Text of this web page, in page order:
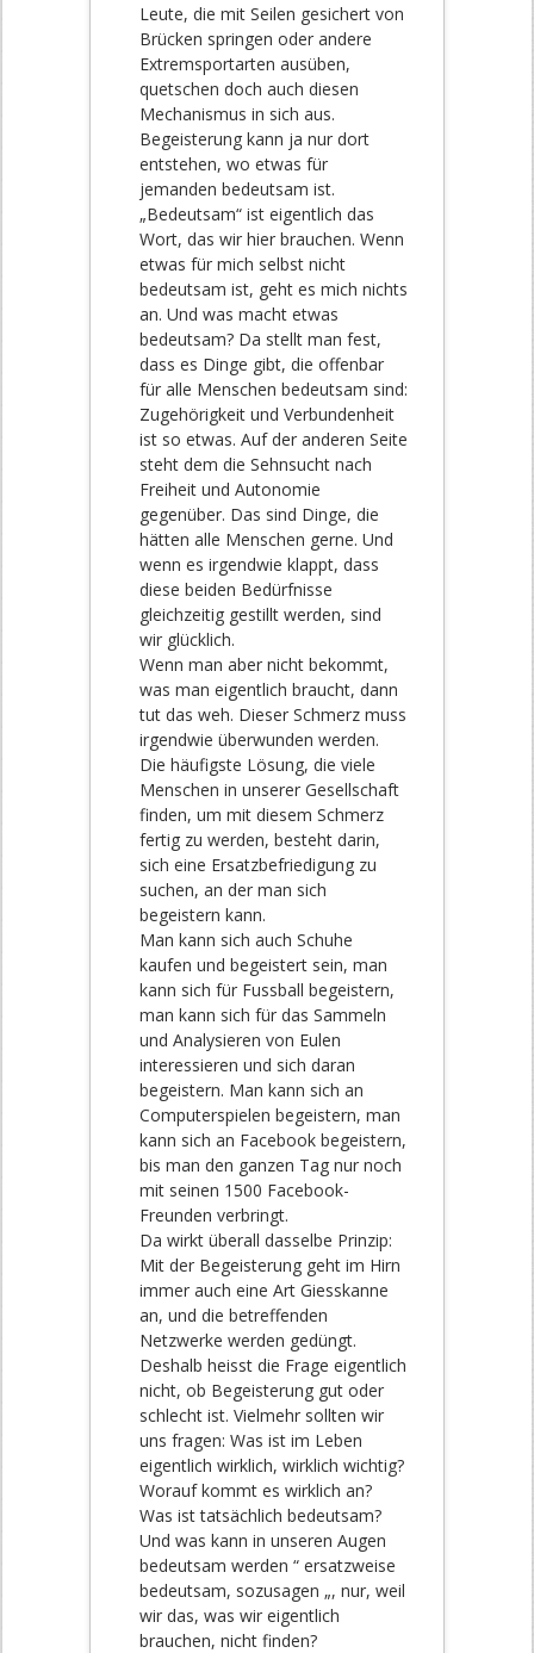
Leute, die mit Seilen gesichert von
Brücken springen oder andere
Extremsportarten ausüben,
quetschen doch auch diesen
Mechanismus in sich aus.
Begeisterung kann ja nur dort
entstehen, wo etwas für
jemanden bedeutsam ist.
„Bedeutsam“ ist eigentlich das
Wort, das wir hier brauchen. Wenn
etwas für mich selbst nicht
bedeutsam ist, geht es mich nichts
an. Und was macht etwas
bedeutsam? Da stellt man fest,
dass es Dinge gibt, die offenbar
für alle Menschen bedeutsam sind:
Zugehörigkeit und Verbundenheit
ist so etwas. Auf der anderen Seite
steht dem die Sehnsucht nach
Freiheit und Autonomie
gegenüber. Das sind Dinge, die
hätten alle Menschen gerne. Und
wenn es irgendwie klappt, dass
diese beiden Bedürfnisse
gleichzeitig gestillt werden, sind
wir glücklich.
Wenn man aber nicht bekommt,
was man eigentlich braucht, dann
tut das weh. Dieser Schmerz muss
irgendwie überwunden werden.
Die häufigste Lösung, die viele
Menschen in unserer Gesellschaft
finden, um mit diesem Schmerz
fertig zu werden, besteht darin,
sich eine Ersatzbefriedigung zu
suchen, an der man sich
begeistern kann.
Man kann sich auch Schuhe
kaufen und begeistert sein, man
kann sich für Fussball begeistern,
man kann sich für das Sammeln
und Analysieren von Eulen
interessieren und sich daran
begeistern. Man kann sich an
Computerspielen begeistern, man
kann sich an Facebook begeistern,
bis man den ganzen Tag nur noch
mit seinen 1500 Facebook-
Freunden verbringt.
Da wirkt überall dasselbe Prinzip:
Mit der Begeisterung geht im Hirn
immer auch eine Art Giesskanne
an, und die betreffenden
Netzwerke werden gedüngt.
Deshalb heisst die Frage eigentlich
nicht, ob Begeisterung gut oder
schlecht ist. Vielmehr sollten wir
uns fragen: Was ist im Leben
eigentlich wirklich, wirklich wichtig?
Worauf kommt es wirklich an?
Was ist tatsächlich bedeutsam?
Und was kann in unseren Augen
bedeutsam werden “ ersatzweise
bedeutsam, sozusagen „, nur, weil
wir das, was wir eigentlich
brauchen, nicht finden?